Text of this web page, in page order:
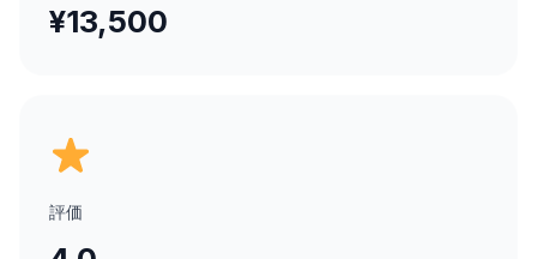
¥13,500
評価